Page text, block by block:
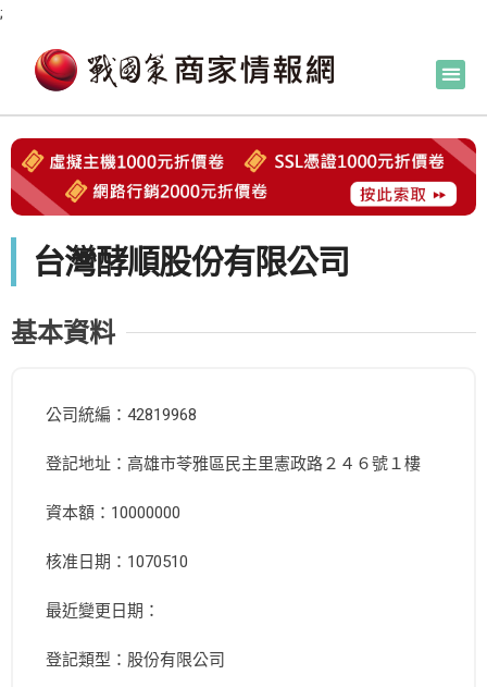
;
台灣酵順股份有限公司
基本資料
公司統編：42819968
登記地址：高雄市苓雅區民主里憲政路２４６號１樓
資本額：10000000
核准日期：1070510
最近變更日期：
登記類型：股份有限公司